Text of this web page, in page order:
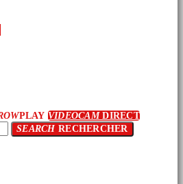
PLAY VIDEOCAMDIRECT
SEARCHRECHERCHER